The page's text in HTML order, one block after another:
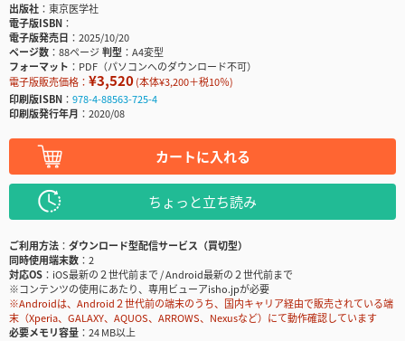
出版社
東京医学社
電子版ISBN
電子版発売日
2025/10/20
ページ数
88ページ判型
A4変型
フォーマット
PDF（パソコンへのダウンロード不可）
電子版販売価格： ¥3,520(本体¥3,200＋税10％)
印刷版ISBN
978-4-88563-725-4
印刷版発行年月
2020/08
カートに入れる
ちょっと立ち読み
ご利用方法
ダウンロード型配信サービス（買切型）
同時使用端末数
2
対応OS
iOS最新の２世代前まで / Android最新の２世代前まで
※コンテンツの使用にあたり、専用ビューアisho.jpが必要
※Androidは、Android２世代前の端末のうち、国内キャリア経由で販売されている端
末（Xperia、GALAXY、AQUOS、ARROWS、Nexusなど）にて動作確認しています
必要メモリ容量
24 MB以上